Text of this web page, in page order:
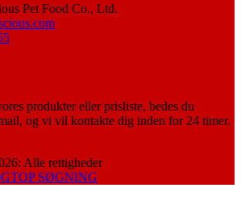
Pet Food Co., Ltd.
produkter eller prisliste, bedes du
og vi vil kontakte dig inden for 24 timer.
Alle rettigheder
TOP SØGNING